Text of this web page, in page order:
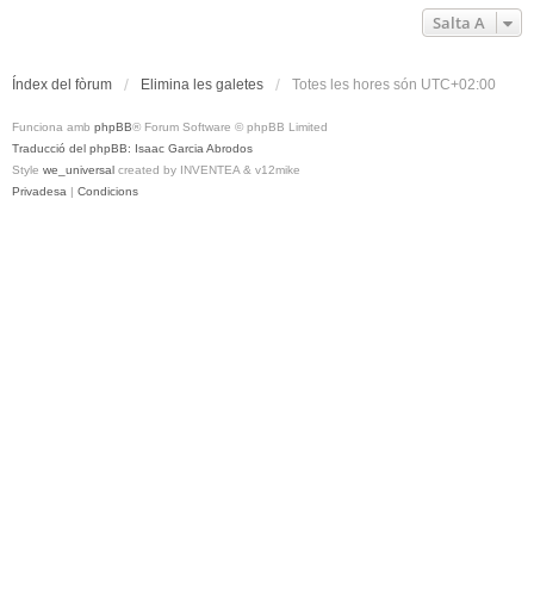
Salta A
Índex del fòrum Elimina les galetes Totes les hores són UTC+02:00
Funciona amb phpBB® Forum Software © phpBB Limited
Traducció del phpBB: Isaac Garcia Abrodos
Style we_universal created by INVENTEA & v12mike
Privadesa | Condicions